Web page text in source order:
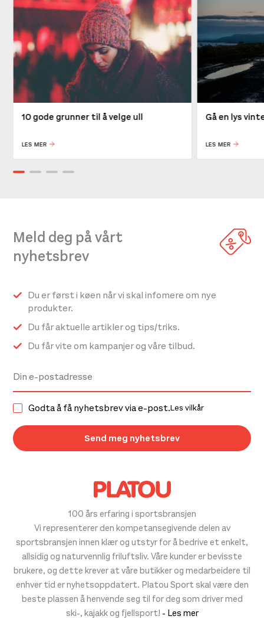
10 gode grunner til å velge ull
LES MER
Gå en lys
LES MER
100 års erfaring i sportsbransjen
Vi representerer den kompetansegivende delen av
sportsbransjen innen klær og utstyr for å bedrive et enkelt,
allsidig og naturvennlig friluftsliv. Våre kunder er bevisste
brukere, og dette krever at våre butikker og medarbeidere til
enhver tid er nyhetsoppdatert. Platou Sport skal være den
beste plassen å henvende seg til for deg som driver med
ski-, kajakk og fjellsport! - Les mer
Meld deg på vårt
nyhetsbrev
Du er først i køen når vi skal infomere om nye
produkter.
Du får aktuelle artikler og tips/triks.
Du får vite om kampanjer og våre tilbud.
Godta å få nyhetsbrev via e-post.Les vilkår